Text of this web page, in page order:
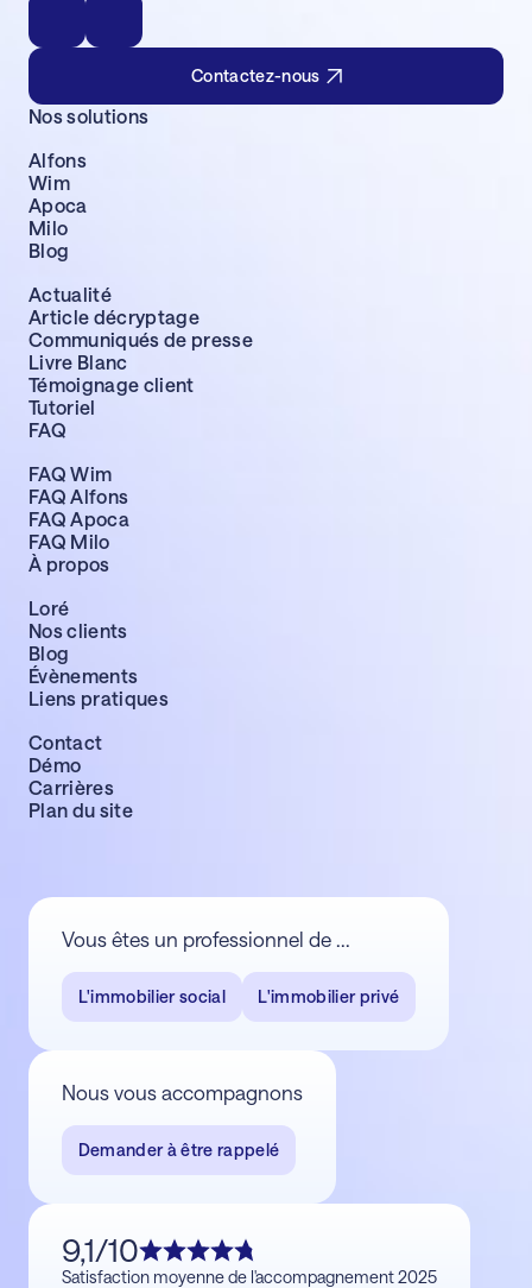
Contactez-nous
Nos solutions
Alfons
Wim
Apoca
Milo
Blog
Actualité
Article décryptage
Communiqués de presse
Livre Blanc
Témoignage client
Tutoriel
FAQ
FAQ Wim
FAQ Alfons
FAQ Apoca
FAQ Milo
À propos
Loré
Nos clients
Blog
Évènements
Liens pratiques
Contact
Démo
Carrières
Plan du site
Vous êtes un professionnel de ...
L'immobilier social L'immobilier privé
Nous vous accompagnons
Demander à être rappelé
9,1/10
Satisfaction moyenne de l'accompagnement 2025